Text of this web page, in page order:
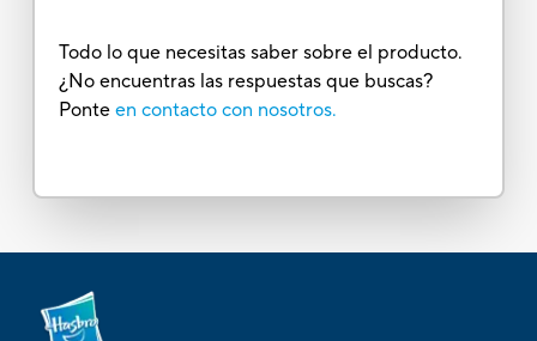
Todo lo que necesitas saber sobre el producto.
¿No encuentras las respuestas que buscas?
Ponte en contacto con nosotros.